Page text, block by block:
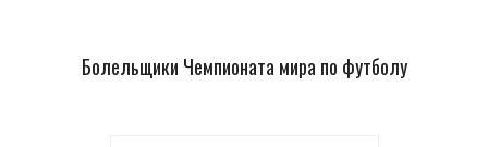
Болельщики Чемпионата мира по футболу